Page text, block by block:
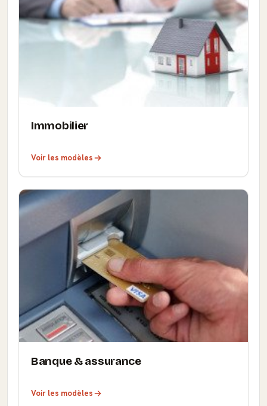
Immobilier
Voir les modèles
Banque & assurance
Voir les modèles